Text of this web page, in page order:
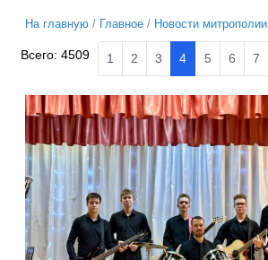
На главную / Главное / Новости митрополии
Всего:4509 1 2 3 4 5 6 7